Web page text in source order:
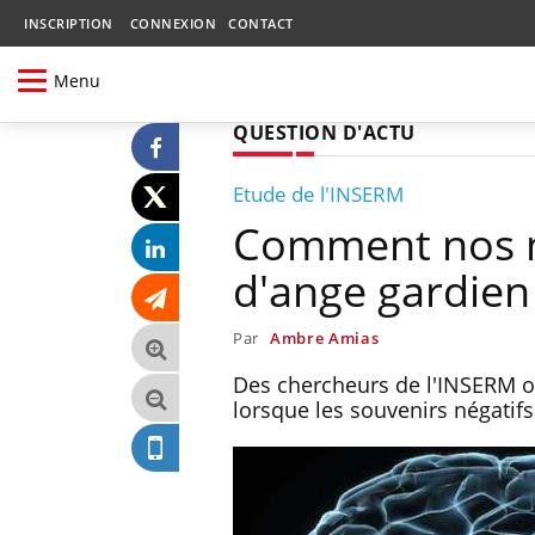
INSCRIPTION CONNEXION CONTACT
Menu
QUESTION D'ACTU
Etude de l'INSERM
Comment nos
d'ange gardien
Par Ambre Amias
Des chercheurs de l'INSERM
lorsque les souvenirs